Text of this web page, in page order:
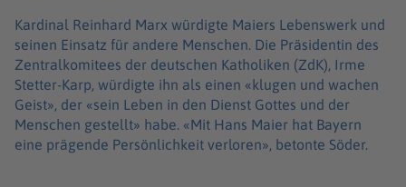
Kardinal Reinhard Marx würdigte Maiers Lebenswerk und
seinen Einsatz für andere Menschen. Die Präsidentin des
Zentralkomitees der deutschen Katholiken (ZdK), Irme
Stetter-Karp, würdigte ihn als einen «klugen und wachen
Geist», der «sein Leben in den Dienst Gottes und der
Menschen gestellt» habe. «Mit Hans Maier hat Bayern
eine prägende Persönlichkeit verloren», betonte Söder.